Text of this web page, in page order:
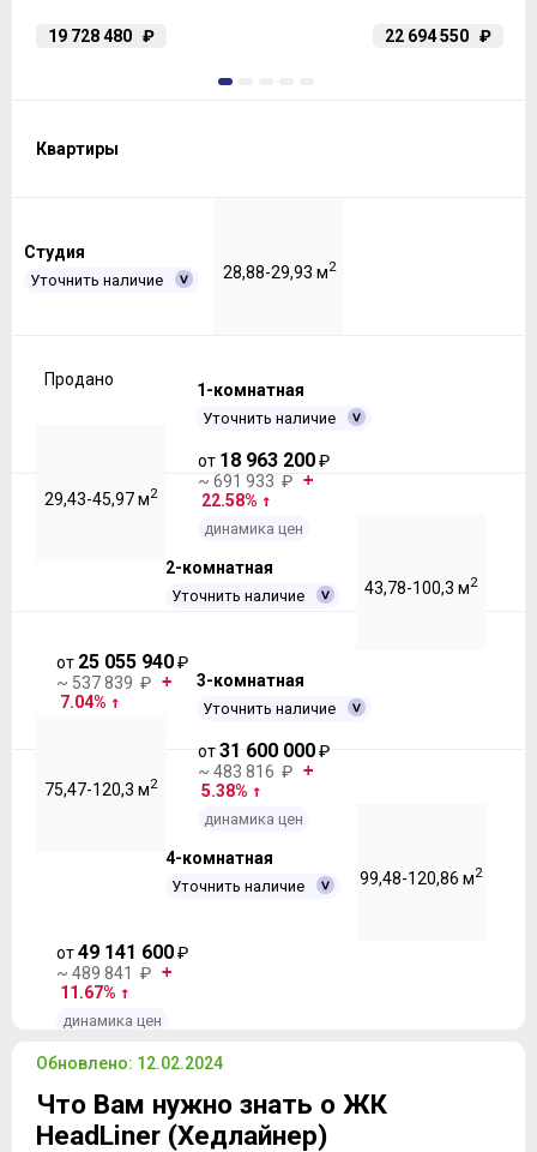
19 728 480 ₽ 22 694 550 ₽
1
Квартиры
Студия
Уточнить наличие 28,88-29,93 м2
Продано
1-комнатная
Уточнить наличие
29,43-45,97 м2
от 18 963 200₽
~ 691 933 ₽
22.58%
динамика цен
2-комнатная
Уточнить наличие 43,78-100,3 м2
от 25 055 940₽
~ 537 839 ₽
7.04%
3-комнатная
Уточнить наличие
75,47-120,3 м2
от31 600 000₽
~ 483 816 ₽
5.38%
динамика цен
4-комнатная
Уточнить наличие 99,48-120,86 м2
от49 141 600₽
~ 489 841 ₽
11.67%
динамика цен
Обновлено: 12.02.2024
Что Вам нужно знать о ЖК
HeadLiner (Хедлайнер)